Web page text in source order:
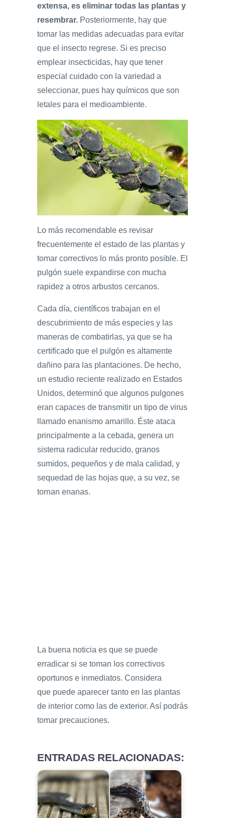
extensa, es eliminar todas las plantas y
resembrar. Posteriormente, hay que
tomar las medidas adecuadas para evitar
que el insecto regrese. Si es preciso
emplear insecticidas, hay que tener
especial cuidado con la variedad a
seleccionar, pues hay químicos que son
letales para el medioambiente.
Lo más recomendable es revisar
frecuentemente el estado de las plantas y
tomar correctivos lo más pronto posible. El
pulgón suele expandirse con mucha
rapidez a otros arbustos cercanos.
Cada día, científicos trabajan en el
descubrimiento de más especies y las
maneras de combatirlas, ya que se ha
certificado que el pulgón es altamente
dañino para las plantaciones. De hecho,
un estudio reciente realizado en Estados
Unidos, determinó que algunos pulgones
eran capaces de transmitir un tipo de virus
llamado enanismo amarillo. Éste ataca
principalmente a la cebada, genera un
sistema radicular reducido, granos
sumidos, pequeños y de mala calidad, y
sequedad de las hojas que, a su vez, se
tornan enanas.
La buena noticia es que se puede
erradicar si se toman los correctivos
oportunos e inmediatos. Considera
que puede aparecer tanto en las plantas
de interior como las de exterior. Así podrás
tomar precauciones.
ENTRADAS RELACIONADAS: